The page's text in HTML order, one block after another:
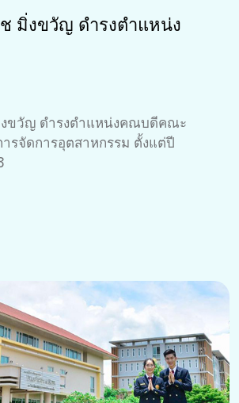
มิ่งขวัญ ดำรงตำแหน่ง
งขวัญ ดำรงตำแหน่งคณบดีคณะ
รจัดการอุตสาหกรรม ตั้งแต่ปี